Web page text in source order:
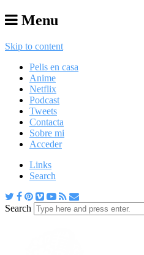
Menu
Skip to content
Pelis en casa
Anime
Netflix
Podcast
Tweets
Contacta
Sobre mi
Acceder
Links
Search
Search